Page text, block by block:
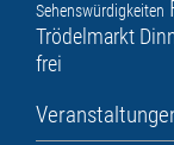
Sehenswürdigkeiten
Trödelmarkt
frei